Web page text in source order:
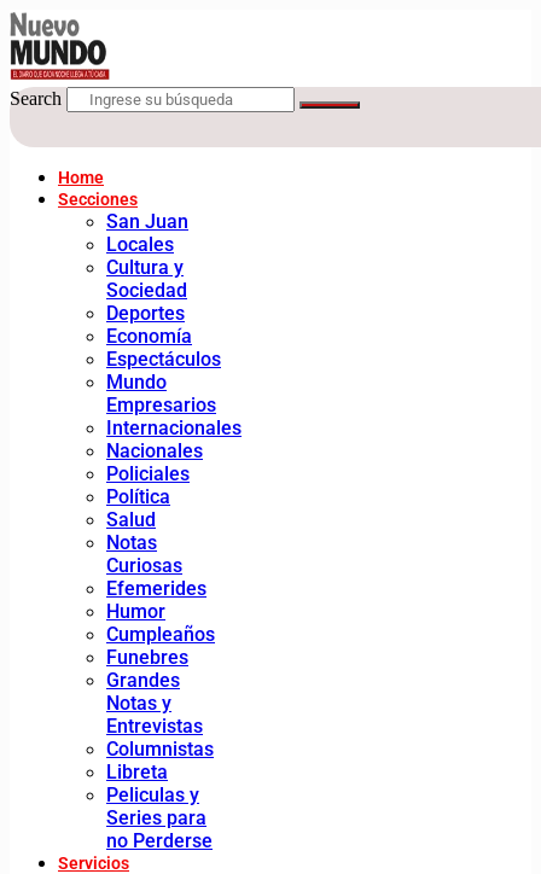
Search
Home
Secciones
San Juan
Locales
Cultura y
Sociedad
Deportes
Economía
Espectáculos
Mundo
Empresarios
Internacionales
Nacionales
Policiales
Política
Salud
Notas
Curiosas
Efemerides
Humor
Cumpleaños
Funebres
Grandes
Notas y
Entrevistas
Columnistas
Libreta
Peliculas y
Series para
no Perderse
Servicios